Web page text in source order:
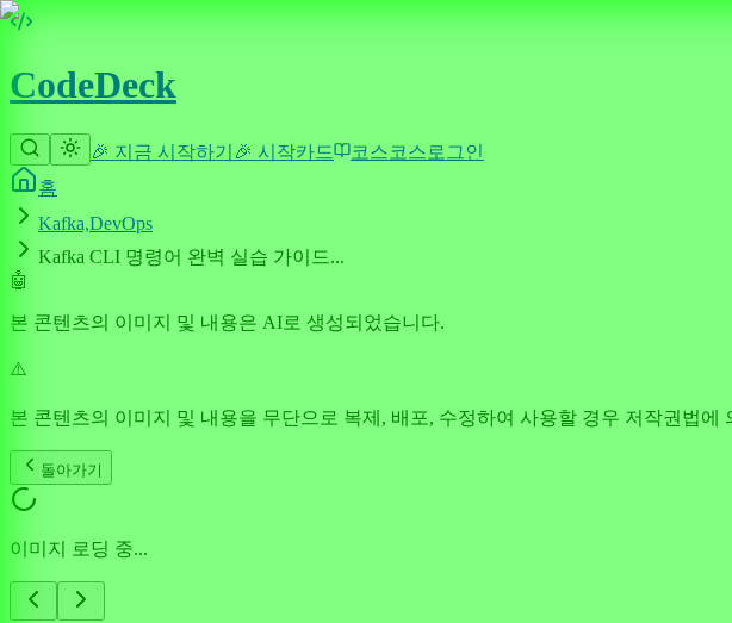
CodeDeck
🎉 지금 시작하기 🎉 시작카드 코스코스 로그인
홈
Kafka,DevOps
Kafka CLI 명령어 완벽 실습 가이드...
🤖
본 콘텐츠의 이미지 및 내용은 AI로 생성되었습니다.
⚠️
본 콘텐츠의 이미지 및 내용을 무단으로 복제, 배포, 수정하여 사용할 경우 저작권법에
돌아가기
이미지 로딩 중...